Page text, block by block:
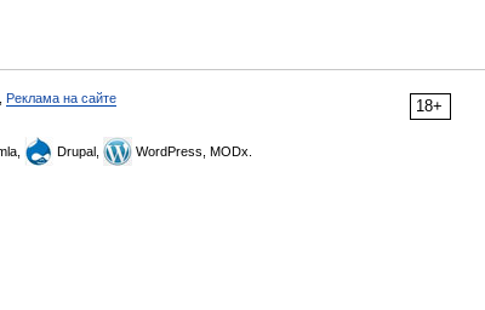
18+
Реклама на сайте
Drupal, WordPress, MODx.